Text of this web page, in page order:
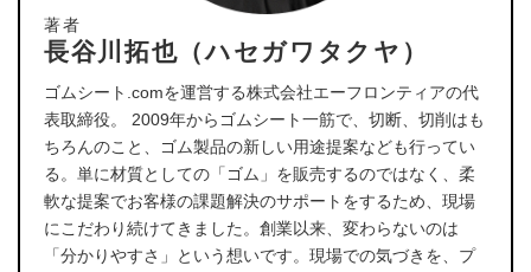
著者
長谷川拓也（ハセガワタクヤ）
ゴムシート.comを運営する株式会社エーフロンティアの代
表取締役。 2009年からゴムシート一筋で、切断、切削はも
ちろんのこと、ゴム製品の新しい用途提案なども行ってい
る。単に材質としての「ゴム」を販売するのではなく、柔
軟な提案でお客様の課題解決のサポートをするため、現場
にこだわり続けてきました。創業以来、変わらないのは
「分かりやすさ」という想いです。現場での気づきを、プ